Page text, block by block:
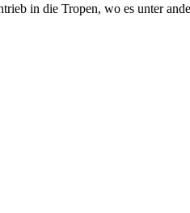
in die Tropen, wo es unter